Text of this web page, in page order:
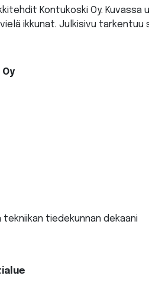
Kontukoski Oy.
ikkunat. Julkisivu
tiedekunnan dekaani